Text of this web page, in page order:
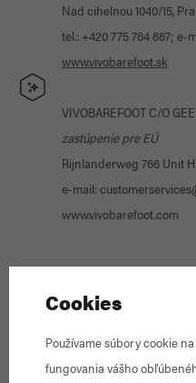
Nad cihelnou 1040/15,
tel.: +420 775 784 887;
www.vivobarefoot.sk
VIVOBAREFOOT C/O
zastúpenie pre EÚ
Rijnlanderweg 766 Unit
e-mail:
www.vivobarefoot.com
STAROSTLIVOSŤ O OBUV
Čistenie
Cookies
Používame súbory cookie
fungovania vášho